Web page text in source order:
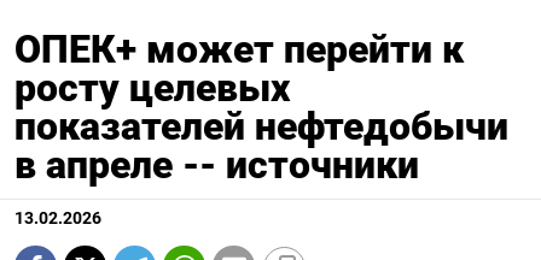
ОПЕК+ может перейти к
росту целевых
показателей нефтедобычи
в апреле -- источники
13.02.2026